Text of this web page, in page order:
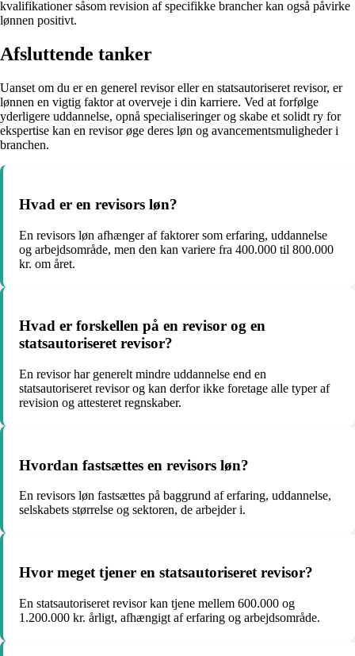
kvalifikationer såsom revision af specifikke brancher kan også påvirke
lønnen positivt.
Afsluttende tanker
Uanset om du er en generel revisor eller en statsautoriseret revisor, er
lønnen en vigtig faktor at overveje i din karriere. Ved at forfølge
yderligere uddannelse, opnå specialiseringer og skabe et solidt ry for
ekspertise kan en revisor øge deres løn og avancementsmuligheder i
branchen.
Hvad er en revisors løn?
En revisors løn afhænger af faktorer som erfaring, uddannelse
og arbejdsområde, men den kan variere fra 400.000 til 800.000
kr. om året.
Hvad er forskellen på en revisor og en
statsautoriseret revisor?
En revisor har generelt mindre uddannelse end en
statsautoriseret revisor og kan derfor ikke foretage alle typer af
revision og attesteret regnskaber.
Hvordan fastsættes en revisors løn?
En revisors løn fastsættes på baggrund af erfaring, uddannelse,
selskabets størrelse og sektoren, de arbejder i.
Hvor meget tjener en statsautoriseret revisor?
En statsautoriseret revisor kan tjene mellem 600.000 og
1.200.000 kr. årligt, afhængigt af erfaring og arbejdsområde.